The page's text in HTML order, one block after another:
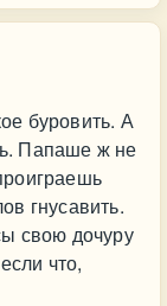
буровить. А
Папаше ж не
гнусавить.
свою дочуру
что,